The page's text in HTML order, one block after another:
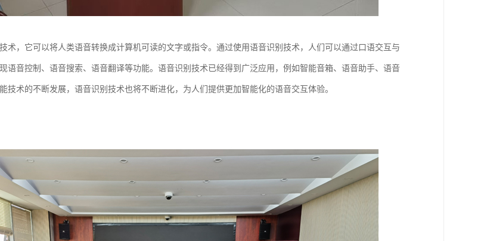
术，它可以将人类语音转换成计算机可读的文字或指令。通过使用语音识别技术，人们可以通过口语交互与
语音控制、语音搜索、语音翻译等功能。语音识别技术已经得到广泛应用，例如智能音箱、语音助手、语音
技术的不断发展，语音识别技术也将不断进化，为人们提供更加智能化的语音交互体验。